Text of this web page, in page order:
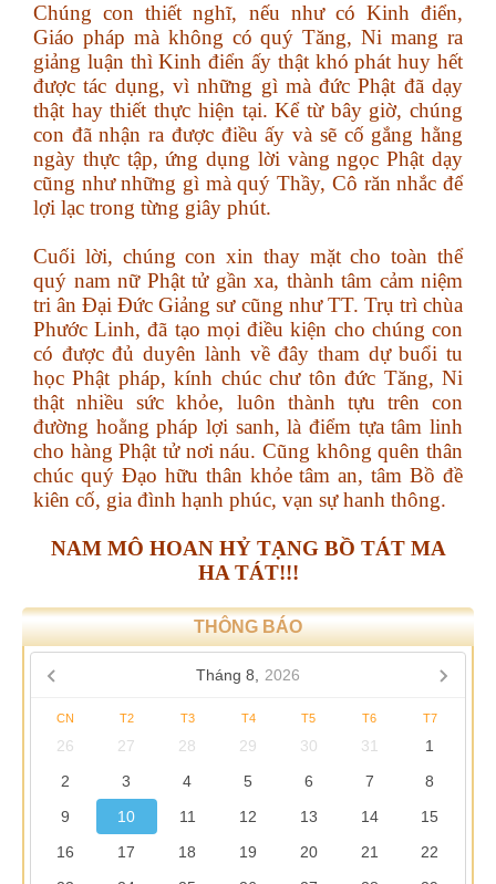
Chúng con thiết nghĩ, nếu như có Kinh điển,
Giáo pháp mà không có quý Tăng, Ni mang ra
giảng luận thì Kinh điển ấy thật khó phát huy hết
được tác dụng, vì những gì mà đức Phật đã dạy
thật hay thiết thực hiện tại. Kể từ bây giờ, chúng
con đã nhận ra được điều ấy và sẽ cố gắng hằng
ngày thực tập, ứng dụng lời vàng ngọc Phật dạy
cũng như những gì mà quý Thầy, Cô răn nhắc để
lợi lạc trong từng giây phút.
Cuối lời, chúng con xin thay mặt cho toàn thể
quý nam nữ Phật tử gần xa, thành tâm cảm niệm
tri ân Đại Đức Giảng sư cũng như TT. Trụ trì chùa
Phước Linh, đã tạo mọi điều kiện cho chúng con
có được đủ duyên lành về đây tham dự buổi tu
học Phật pháp, kính chúc chư tôn đức Tăng, Ni
thật nhiều sức khỏe, luôn thành tựu trên con
đường hoằng pháp lợi sanh, là điểm tựa tâm linh
cho hàng Phật tử nơi náu. Cũng không quên thân
chúc quý Đạo hữu thân khỏe tâm an, tâm Bồ đề
kiên cố, gia đình hạnh phúc, vạn sự hanh thông.
NAM MÔ HOAN HỶ TẠNG BỒ TÁT MA
HA TÁT!!!
THÔNG BÁO
Tháng 8, 2026
CN T2 T3 T4 T5 T6 T7
26 27 28 29 30 31
1
2
3 4 5 6 7
8
9
10 11 12 13 14
15
16
17 18 19 20 21
22